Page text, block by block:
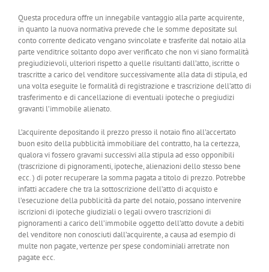
Questa procedura offre un innegabile vantaggio alla parte acquirente,
in quanto la nuova normativa prevede che le somme depositate sul
conto corrente dedicato vengano svincolate e trasferite dal notaio alla
parte venditrice soltanto dopo aver verificato che non vi siano formalità
pregiudizievoli, ulteriori rispetto a quelle risultanti dall’atto, iscritte o
trascritte a carico del venditore successivamente alla data di stipula, ed
una volta eseguite le formalità di registrazione e trascrizione dell’atto di
trasferimento e di cancellazione di eventuali ipoteche o pregiudizi
gravanti l’immobile alienato.
L’acquirente depositando il prezzo presso il notaio fino all’accertato
buon esito della pubblicità immobiliare del contratto, ha la certezza,
qualora vi fossero gravami successivi alla stipula ad esso opponibili
(trascrizione di pignoramenti, ipoteche, alienazioni dello stesso bene
ecc. ) di poter recuperare la somma pagata a titolo di prezzo. Potrebbe
infatti accadere che tra la sottoscrizione dell’atto di acquisto e
l’esecuzione della pubblicità da parte del notaio, possano intervenire
iscrizioni di ipoteche giudiziali o legali ovvero trascrizioni di
pignoramenti a carico dell’immobile oggetto dell’atto dovute a debiti
del venditore non conosciuti dall’acquirente, a causa ad esempio di
multe non pagate, vertenze per spese condominiali arretrate non
pagate ecc.